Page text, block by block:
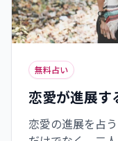
無料占い
恋愛が進展す
恋愛の進展を占